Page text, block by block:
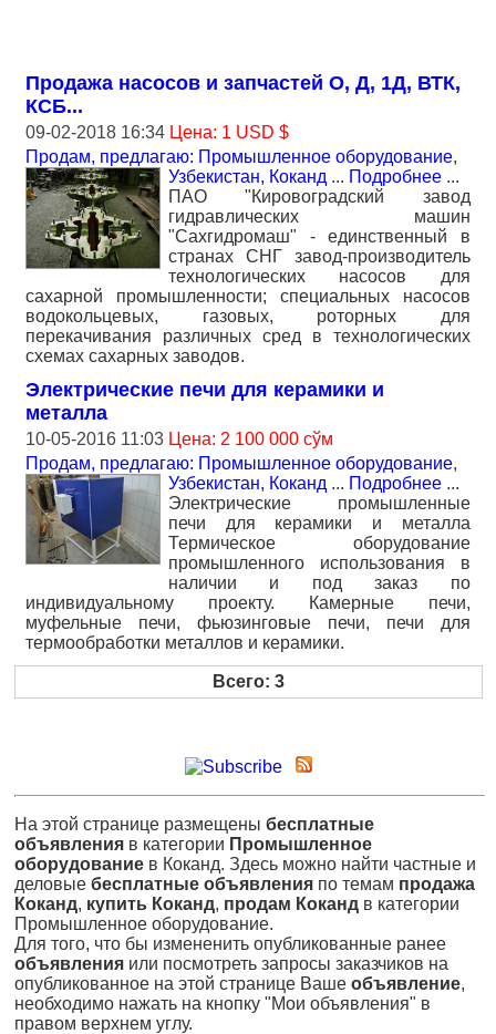
Продажа насосов и запчастей О, Д, 1Д, ВТК,
КСБ...
09-02-2018 16:34 Цена: 1 USD $
Продам, предлагаю: Промышленное оборудование,
Узбекистан, Коканд ... Подробнее ...
ПАО "Кировоградский завод
гидравлических машин
"Сахгидромаш" - единственный в
странах СНГ завод-производитель
технологических насосов для
сахарной промышленности; специальных насосов
водокольцевых, газовых, роторных для
перекачивания различных сред в технологических
схемах сахарных заводов.
Электрические печи для керамики и
металла
10-05-2016 11:03 Цена: 2 100 000 сўм
Продам, предлагаю: Промышленное оборудование,
Узбекистан, Коканд ... Подробнее ...
Электрические промышленные
печи для керамики и металла
Термическое оборудование
промышленного использования в
наличии и под заказ по
индивидуальному проекту. Камерные печи,
муфельные печи, фьюзинговые печи, печи для
термообработки металлов и керамики.
Всего: 3
На этой странице размещены бесплатные
объявления в категории Промышленное
оборудование в Коканд. Здесь можно найти частные и
деловые бесплатные объявления по темам продажа
Коканд, купить Коканд, продам Коканд в категории
Промышленное оборудование.
Для того, что бы измененить опубликованные ранее
объявления или посмотреть запросы заказчиков на
опубликованное на этой странице Ваше объявление,
необходимо нажать на кнопку "Мои объявления" в
правом верхнем углу.